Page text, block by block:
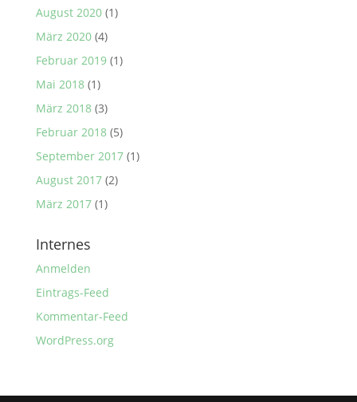
August 2020(1)
März 2020(4)
Februar 2019(1)
Mai 2018(1)
März 2018(3)
Februar 2018(5)
September 2017(1)
August 2017(2)
März 2017(1)
Internes
Anmelden
Eintrags-Feed
Kommentar-Feed
WordPress.org